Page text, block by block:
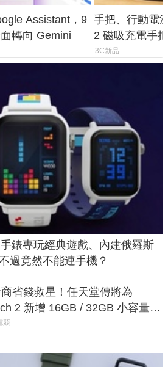
Assistant，9
轉向 Gemini
手把、行動電
2 磁吸充電手
倍
3C新品
錶專玩經典遊戲、內建俄羅斯
過竟然不能連手機？
省錢救星！任天堂傳將為
2 新增 16GB / 32GB 小容量遊
選擇
競